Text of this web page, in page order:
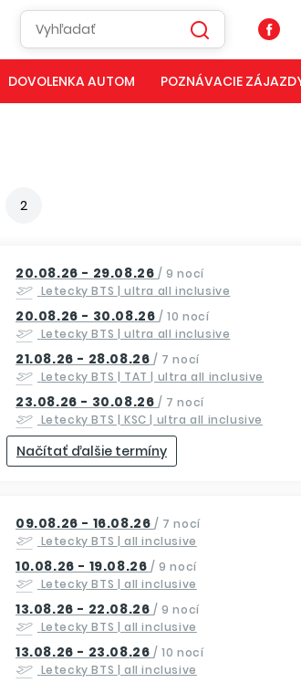
DOVOLENKA AUTOM POZNÁVACIE
2
20.08.26 - 29.08.26 / 9 nocí
Letecky BTS | ultra all inclusive
20.08.26 - 30.08.26 / 10 nocí
Letecky BTS | ultra all inclusive
21.08.26 - 28.08.26 / 7 nocí
Letecky BTS | TAT| ultra all inclusive
23.08.26 - 30.08.26 / 7 nocí
Letecky BTS | KSC| ultra all inclusive
Načítať ďalšie termíny
09.08.26 - 16.08.26 / 7 nocí
Letecky BTS | all inclusive
10.08.26 - 19.08.26 / 9 nocí
Letecky BTS | all inclusive
13.08.26 - 22.08.26 / 9 nocí
Letecky BTS | all inclusive
13.08.26 - 23.08.26 / 10 nocí
Letecky BTS | all inclusive